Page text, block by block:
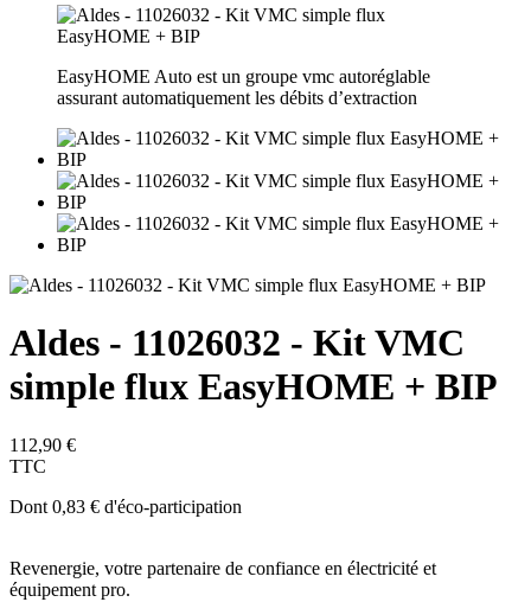
EasyHOME Auto est un groupe vmc autoréglable
assurant automatiquement les débits d’extraction
Aldes - 11026032 - Kit VMC
simple flux EasyHOME + BIP
112,90 €
TTC
Dont 0,83 € d'éco-participation
Revenergie, votre partenaire de confiance en électricité et
équipement pro.